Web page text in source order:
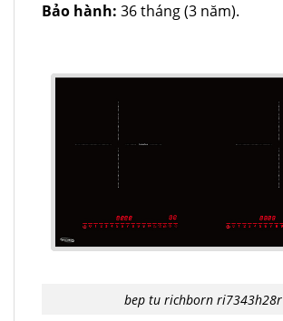
Bảo hành: 36 tháng (3 năm).
bep tu richborn ri7343h28r